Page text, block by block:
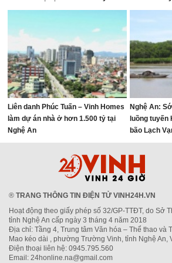
Thượng, phường Vinh Lộc
Liên danh Phúc Tuấn – Vinh Homes
làm dự án nhà ở hơn 1.500 tỷ tại
Nghệ An
Nghệ An:
luồng tuyến
bão Lạch
® TRANG THÔNG TIN ĐIỆN TỬ VINH24H.VN
Hoạt động theo giấy phép số 32/GP-TTĐT, do Sở
tỉnh Nghệ An cấp ngày 3 tháng 4 năm 2018
Địa chỉ: Tầng 4, Trung tâm Văn hóa – Thể thao và
Mao kéo dài , phường Trường Vinh, tỉnh Nghệ An,
Điện thoại liên hệ: 0945.795.560
Email: 24honline.na@gmail.com